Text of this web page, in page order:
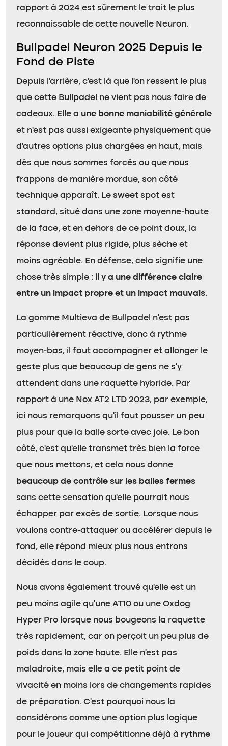
rapport à 2024 est sûrement le trait le plus
reconnaissable de cette nouvelle Neuron.
Bullpadel Neuron 2025 Depuis le
Fond de Piste
Depuis l’arrière, c’est là que l’on ressent le plus
que cette Bullpadel ne vient pas nous faire de
cadeaux. Elle a une bonne maniabilité générale
et n’est pas aussi exigeante physiquement que
d’autres options plus chargées en haut, mais
dès que nous sommes forcés ou que nous
frappons de manière mordue, son côté
technique apparaît. Le sweet spot est
standard, situé dans une zone moyenne-haute
de la face, et en dehors de ce point doux, la
réponse devient plus rigide, plus sèche et
moins agréable. En défense, cela signifie une
chose très simple : il y a une différence claire
entre un impact propre et un impact mauvais.
La gomme Multieva de Bullpadel n’est pas
particulièrement réactive, donc à rythme
moyen-bas, il faut accompagner et allonger le
geste plus que beaucoup de gens ne s’y
attendent dans une raquette hybride. Par
rapport à une Nox AT2 LTD 2023, par exemple,
ici nous remarquons qu’il faut pousser un peu
plus pour que la balle sorte avec joie. Le bon
côté, c’est qu’elle transmet très bien la force
que nous mettons, et cela nous donne
beaucoup de contrôle sur les balles fermes
sans cette sensation qu’elle pourrait nous
échapper par excès de sortie. Lorsque nous
voulons contre-attaquer ou accélérer depuis le
fond, elle répond mieux plus nous entrons
décidés dans le coup.
Nous avons également trouvé qu’elle est un
peu moins agile qu’une AT10 ou une Oxdog
Hyper Pro lorsque nous bougeons la raquette
très rapidement, car on perçoit un peu plus de
poids dans la zone haute. Elle n’est pas
maladroite, mais elle a ce petit point de
vivacité en moins lors de changements rapides
de préparation. C’est pourquoi nous la
considérons comme une option plus logique
pour le joueur qui compétitionne déjà à rythme